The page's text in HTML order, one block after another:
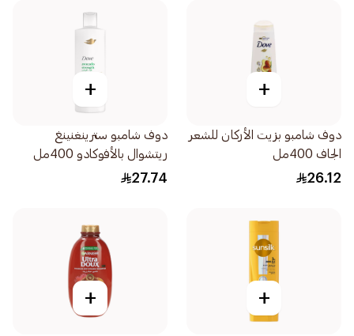
+
دوف شامبو بزيت الأركان للشعر
الجاف 400مل
26.12
+
دوف شامبو سترينغنينغ
ريتشوال بالأفوكادو 400مل
27.74
+
+